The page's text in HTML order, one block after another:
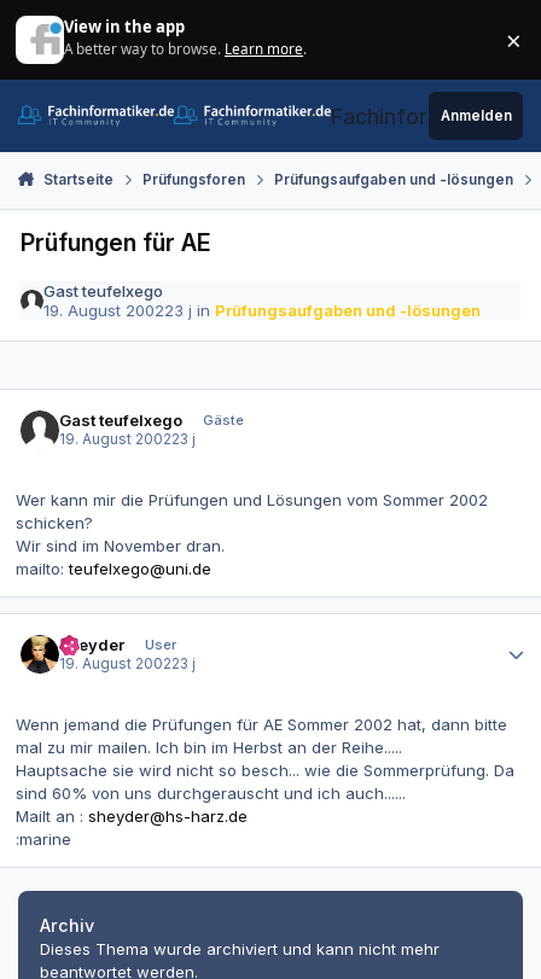
View in the app
A better way to browse. Learn more. ×
Fachinformatiker.de
Anmelden
Startseite Prüfungsforen Prüfungsaufgaben und -lösungen
Prüfungen für AE
Gast teufelxego
19. August 200223 j in Prüfungsaufgaben und -lösungen
Gast teufelxego
Gäste
19. August 200223 j
Wer kann mir die Prüfungen und Lösungen vom Sommer 2002
schicken?
Wir sind im November dran.
mailto:teufelxego@uni.de
sheyder
User
19. August 200223 j
Wenn jemand die Prüfungen für AE Sommer 2002 hat, dann bitte
mal zu mir mailen. Ich bin im Herbst an der Reihe.....
Hauptsache sie wird nicht so besch... wie die Sommerprüfung. Da
sind 60% von uns durchgerauscht und ich auch......
Mailt an : sheyder@hs-harz.de
:marine
Archiv
Dieses Thema wurde archiviert und kann nicht mehr
beantwortet werden.